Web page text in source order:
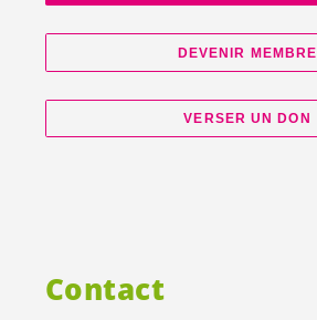
DEVENIR MEMBRE
VERSER UN DON
Contact